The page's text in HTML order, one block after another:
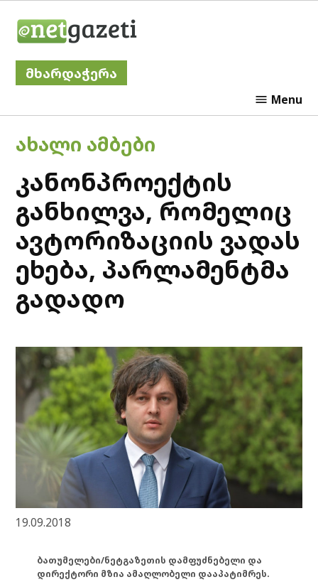
მხარდაჭერა
Menu
POSTED
ᲐᲮᲐᲚᲘ ᲐᲛᲑᲔᲑᲘ
კანონპროექტის
განხილვა, რომელიც
ავტორიზაციის ვადას
ეხება, პარლამენტმა
გადადო
19.09.2018
ბათუმელები/ნეტგაზეთის დამფუძნებელი და
დირექტორი მზია ამაღლობელი დააპატიმრეს.